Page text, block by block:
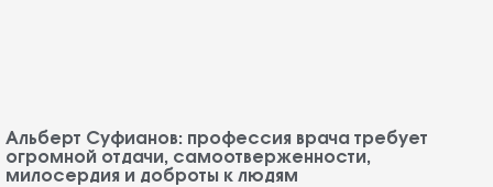
Альберт Суфианов: профессия врача требует
огромной отдачи, самоотверженности,
милосердия и доброты к людям